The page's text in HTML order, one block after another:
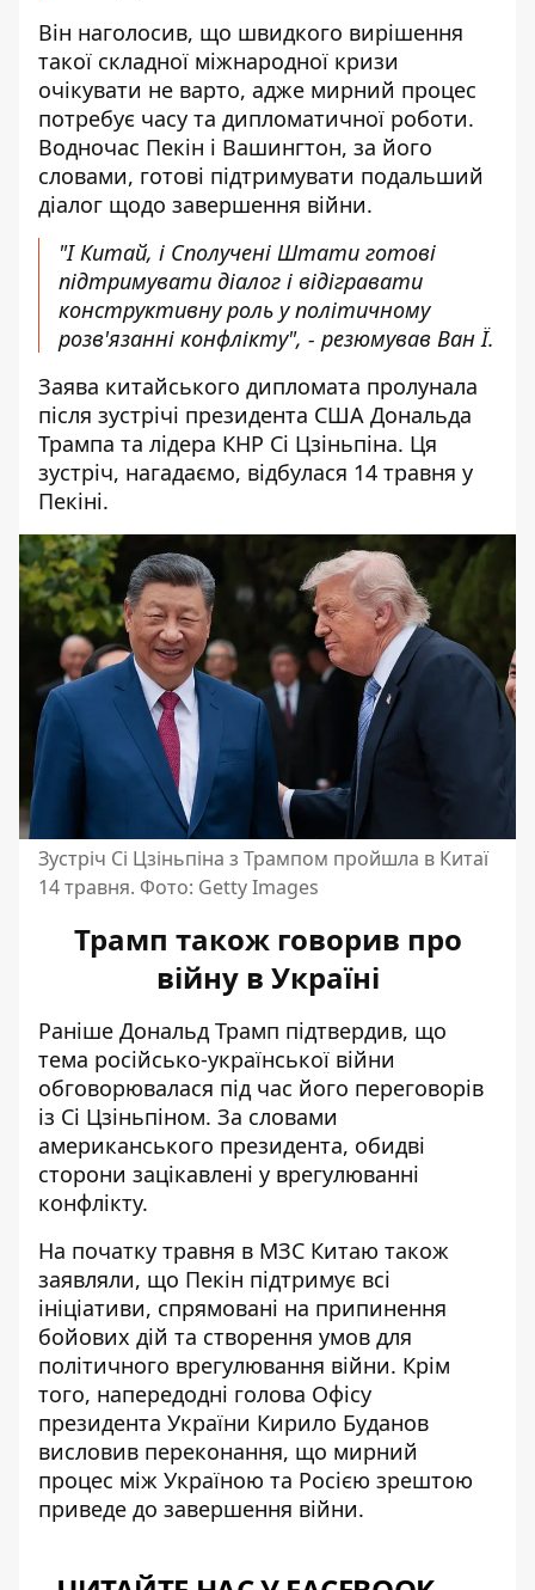
Він наголосив, що швидкого вирішення
такої складної міжнародної кризи
очікувати не варто, адже мирний процес
потребує часу та дипломатичної роботи.
Водночас Пекін і Вашингтон, за його
словами, готові підтримувати подальший
діалог щодо завершення війни.
"І Китай, і Сполучені Штати готові
підтримувати діалог і відігравати
конструктивну роль у політичному
розв'язанні конфлікту", - резюмував Ван Ї.
Заява китайського дипломата пролунала
після зустрічі президента США Дональда
Трампа та лідера КНР Сі Цзіньпіна. Ця
зустріч, нагадаємо, відбулася 14 травня у
Пекіні.
Зустріч Сі Цзіньпіна з Трампом пройшла в Китаї
14 травня. Фото: Getty Images
Трамп також говорив про
війну в Україні
Раніше Дональд Трамп підтвердив, що
тема російсько-української війни
обговорювалася під час його переговорів
із Сі Цзіньпіном. За словами
американського президента, обидві
сторони зацікавлені у врегулюванні
конфлікту.
На початку травня в МЗС Китаю також
заявляли, що Пекін підтримує всі
ініціативи, спрямовані на припинення
бойових дій та створення умов для
політичного врегулювання війни. Крім
того, напередодні голова Офісу
президента України Кирило Буданов
висловив переконання, що мирний
процес між Україною та Росією зрештою
приведе до завершення війни.